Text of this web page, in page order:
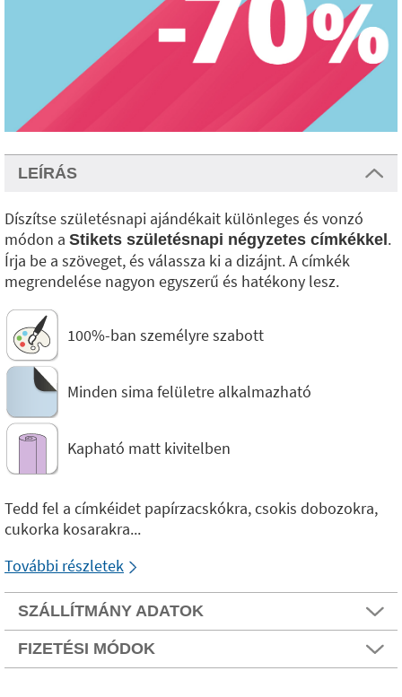
LEÍRÁS
Díszítse születésnapi ajándékait különleges és vonzó
módon a Stikets születésnapi négyzetes címkékkel .
Írja be a szöveget, és válassza ki a dizájnt. A címkék
megrendelése nagyon egyszerű és hatékony lesz.
100%-ban személyre szabott
Minden sima felületre alkalmazható
Kapható matt kivitelben
Tedd fel a címkéidet papírzacskókra, csokis dobozokra,
cukorka kosarakra...
További részletek
SZÁLLÍTMÁNY ADATOK
FIZETÉSI MÓDOK